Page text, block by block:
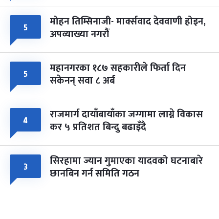
५ मोहन तिम्सिनाजी- मार्क्सवाद देववाणी होइन,
अपव्याख्या नगरौं
५ महानगरका १८७ सहकारीले फिर्ता दिन
सकेनन् सवा ८ अर्ब
४ राजमार्ग दायाँबायाँका जग्गामा लाग्ने विकास
कर ५ प्रतिशत बिन्दु बढाइँदै
३ सिरहामा ज्यान गुमाएका यादवको घटनाबारे
छानबिन गर्न समिति गठन